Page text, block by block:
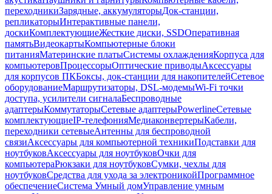
переходникиЗарядные, аккумуляторыДок-станции,
репликаторыИнтерактивные панели,
доскиКомплектующиеЖесткие диски, SSDОперативная
памятьВидеокартыКомпьютерные блоки
питанияМатеринские платыСистемы охлажденияКорпуса для
компьютеровПроцессорыОптические приводыАксессуары
для корпусов ПКБоксы, док-станции для накопителейСетевое
оборудованиеМаршрутизаторы, DSL-модемыWi-Fi точки
доступа, усилители сигналаБеспроводные
адаптерыКоммутаторыСетевые адаптерыPowerlineСетевые
комплектующиеIP-телефонияМедиаконвертерыКабели,
переходники сетевыеАнтенны для беспроводной
связиАксессуары для компьютерной техникиПодставки для
ноутбуковАксессуары для ноутбуковОчки для
компьютераРюкзаки для ноутбуковСумки, чехлы для
ноутбуковСредства для ухода за электроникойПрограммное
обеспечениеСистема Умный домУправление умным